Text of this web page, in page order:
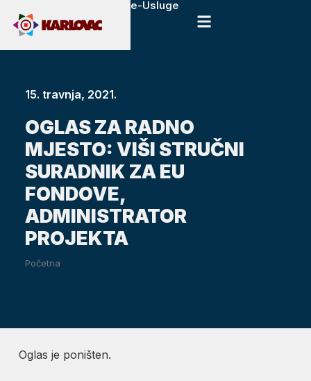
e-Usluge
15. travnja, 2021.
OGLAS ZA RADNO
MJESTO: VIŠI STRUČNI
SURADNIK ZA EU
FONDOVE,
ADMINISTRATOR
PROJEKTA
Početna
Oglas je poništen.